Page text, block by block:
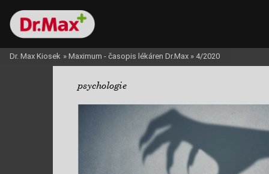
psychologie
Dr. Max Kiosek » Maximum - časopis lékáren Dr.Max » 4/2020